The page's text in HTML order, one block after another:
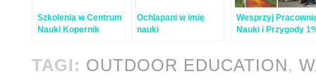
Szkolenia w Centrum
Nauki Kopernik
Ochlapani w imię
nauki
Wesprzyj
Nauki i Przygody
TAGI: OUTDOOR EDUCATION,